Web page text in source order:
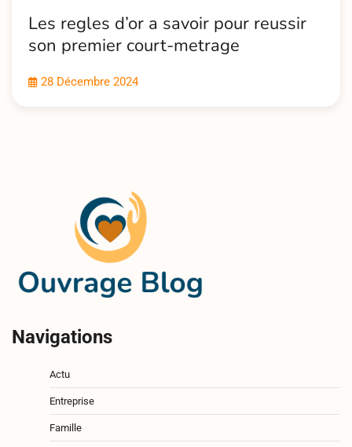
Les regles d’or a savoir pour reussir
son premier court-metrage
28 Décembre 2024
Navigations
Actu
Entreprise
Famille